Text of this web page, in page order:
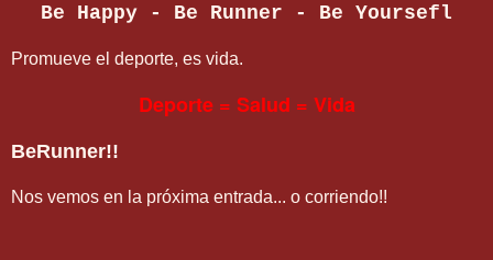
Be Happy - Be Runner - Be Yoursefl
Promueve el deporte, es vida.
Deporte = Salud = Vida
BeRunner!!
Nos vemos en la próxima entrada... o corriendo!!